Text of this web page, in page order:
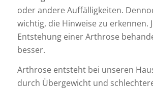
oder andere Auffälligkeiten.
wichtig, die Hinweise zu erkennen.
Entstehung einer Arthrose
besser.
Arthrose entsteht bei unseren
durch Übergewicht und